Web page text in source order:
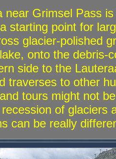
near Grimsel Pass
starting point for
glacier-polished
onto the debris-
side to the
traverses to other
tours might not
of glaciers
can be really